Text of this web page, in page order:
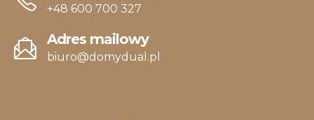
+48 600 700 327
Adres mailowy
biuro@domydual.pl